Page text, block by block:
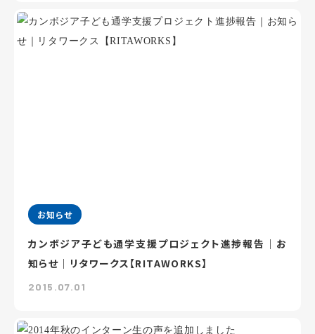
お知らせ
カンボジア子ども通学支援プロジェクト進捗報告｜お
知らせ｜リタワークス【RITAWORKS】
2015.07.01